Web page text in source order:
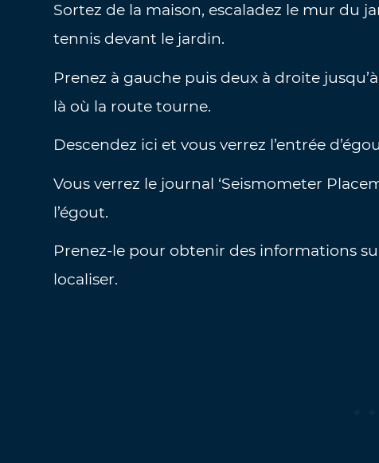
Sortez de la maison, escaladez le mur du
tennis devant le jardin.
Prenez à gauche puis deux à droite
là où la route tourne.
Descendez ici et vous verrez l’entrée
Vous verrez le journal ‘Seismometer
l’égout.
Prenez-le pour obtenir des informations
localiser.